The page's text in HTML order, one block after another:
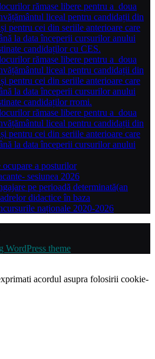
rămase libere pentru a doua
liceal pentru candidații din
pentru cei din seriile anterioare care
la data începerii cursurilor anului
candidaților cu CES.
rămase libere pentru a doua
liceal pentru candidații din
pentru cei din seriile anterioare care
la data începerii cursurilor anului
candidaților rromi.
rămase libere pentru a doua
liceal pentru candidații din
pentru cei din seriile anterioare care
la data începerii cursurilor anului
a posturilor
sesiunea 2026
pe perioadă determinată(an
didactice în baza
naționale 2020-2026
WordPress theme
acordul asupra folosirii cookie-